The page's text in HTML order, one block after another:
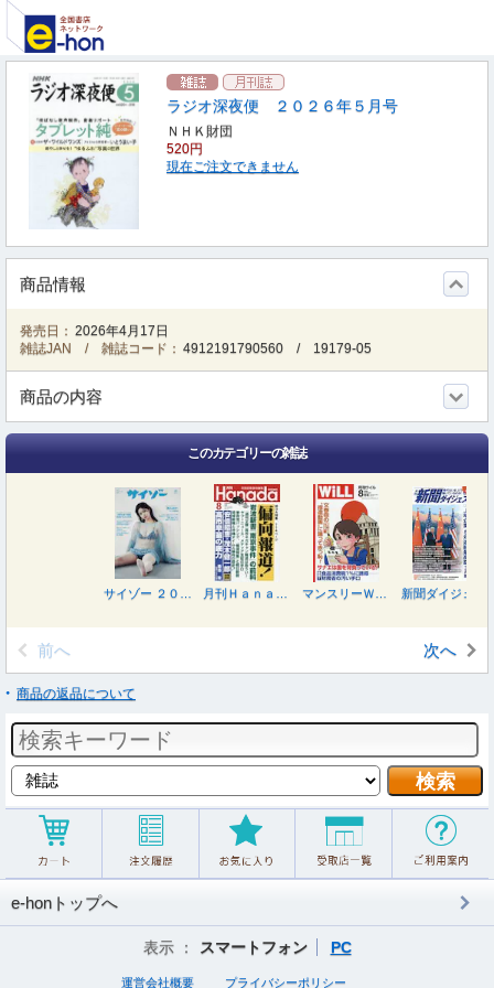
ラジオ深夜便 ２０２６年５月号
ＮＨＫ財団
520円
現在ご注文できません
商品情報
発売日： 2026年4月17日
雑誌JAN / 雑誌コード： 4912191790560 / 19179-05
商品の内容
このカテゴリーの雑誌
前へ 次へ
商品の返品について
e-honトップへ
表示 ： スマートフォン PC
運営会社概要 プライバシーポリシー